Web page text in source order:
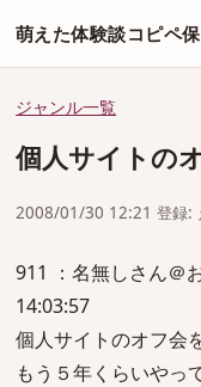
萌えた体験談コピペ
ジャンル一覧
個人サイトの
2008/01/30 12:21 登録:
911 ：名無しさん＠
14:03:57
個人サイトのオフ会
もう５年くらいやっ